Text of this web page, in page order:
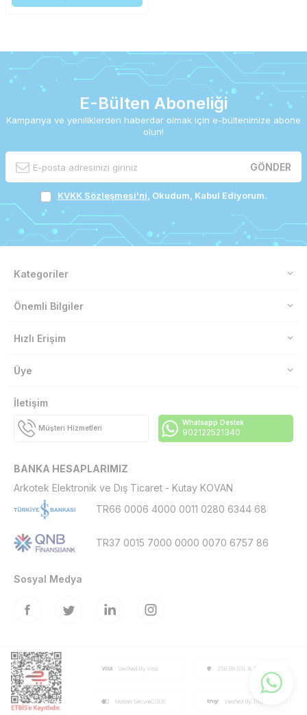
E-Bülten Aboneliği
Kampanya ve yeniliklerden haberdar olmak için e-bültenimize abone
olun!
GÖNDER
KVKK Sözleşmesi'ni, Okudum, Kabul Ediyorum.
Kategoriler
Önemli Bilgiler
Hızlı Erişim
Üye
İletişim
Müşteri Hizmetleri
Whatsapp Destek
902122521340
BANKA HESAPLARIMIZ
Arkotek Elektronik ve Dış Ticaret - Kutay KOVAN
TR66 0006 4000 0011 0280 6344 68
TR37 0015 7000 0000 0070 6757 86
Sosyal Medya